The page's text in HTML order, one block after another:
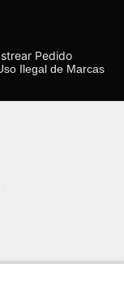
Pedido
Ilegal de Marcas